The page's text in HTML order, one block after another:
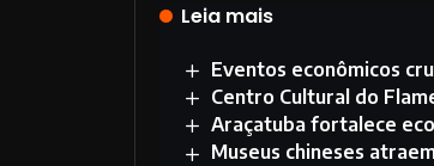
Leia mais
Eventos econômicos
Centro Cultural do
Araçatuba fortalece
Museus chineses